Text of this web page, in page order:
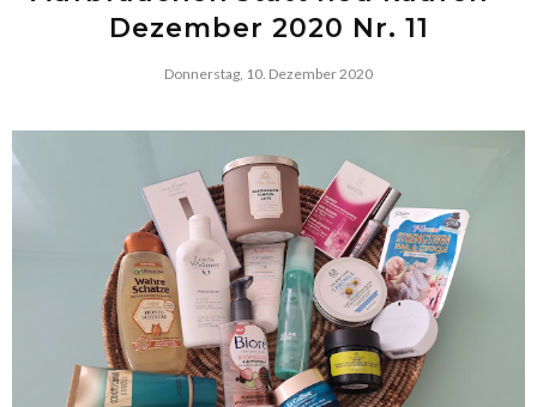
Dezember 2020 Nr. 11
Donnerstag, 10. Dezember 2020